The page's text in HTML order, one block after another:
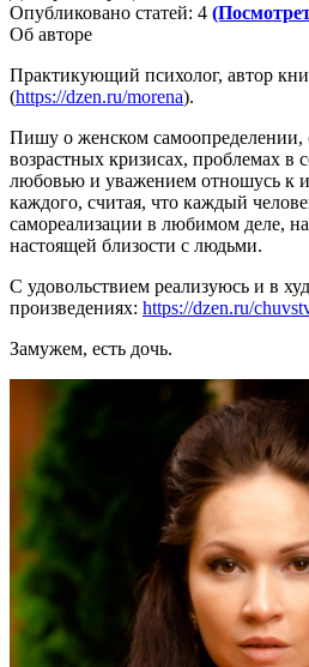
Опубликовано статей: 4
Об авторе
Практикующий психолог, автор
(https://dzen.ru/morena).
Пишу о женском самоопределении,
возрастных кризисах, проблемах в
любовью и уважением отношусь к
каждого, считая, что каждый
самореализации в любимом деле,
настоящей близости с людьми.
С удовольствием реализуюсь и в
произведениях: https://dzen.ru/
Замужем, есть дочь.